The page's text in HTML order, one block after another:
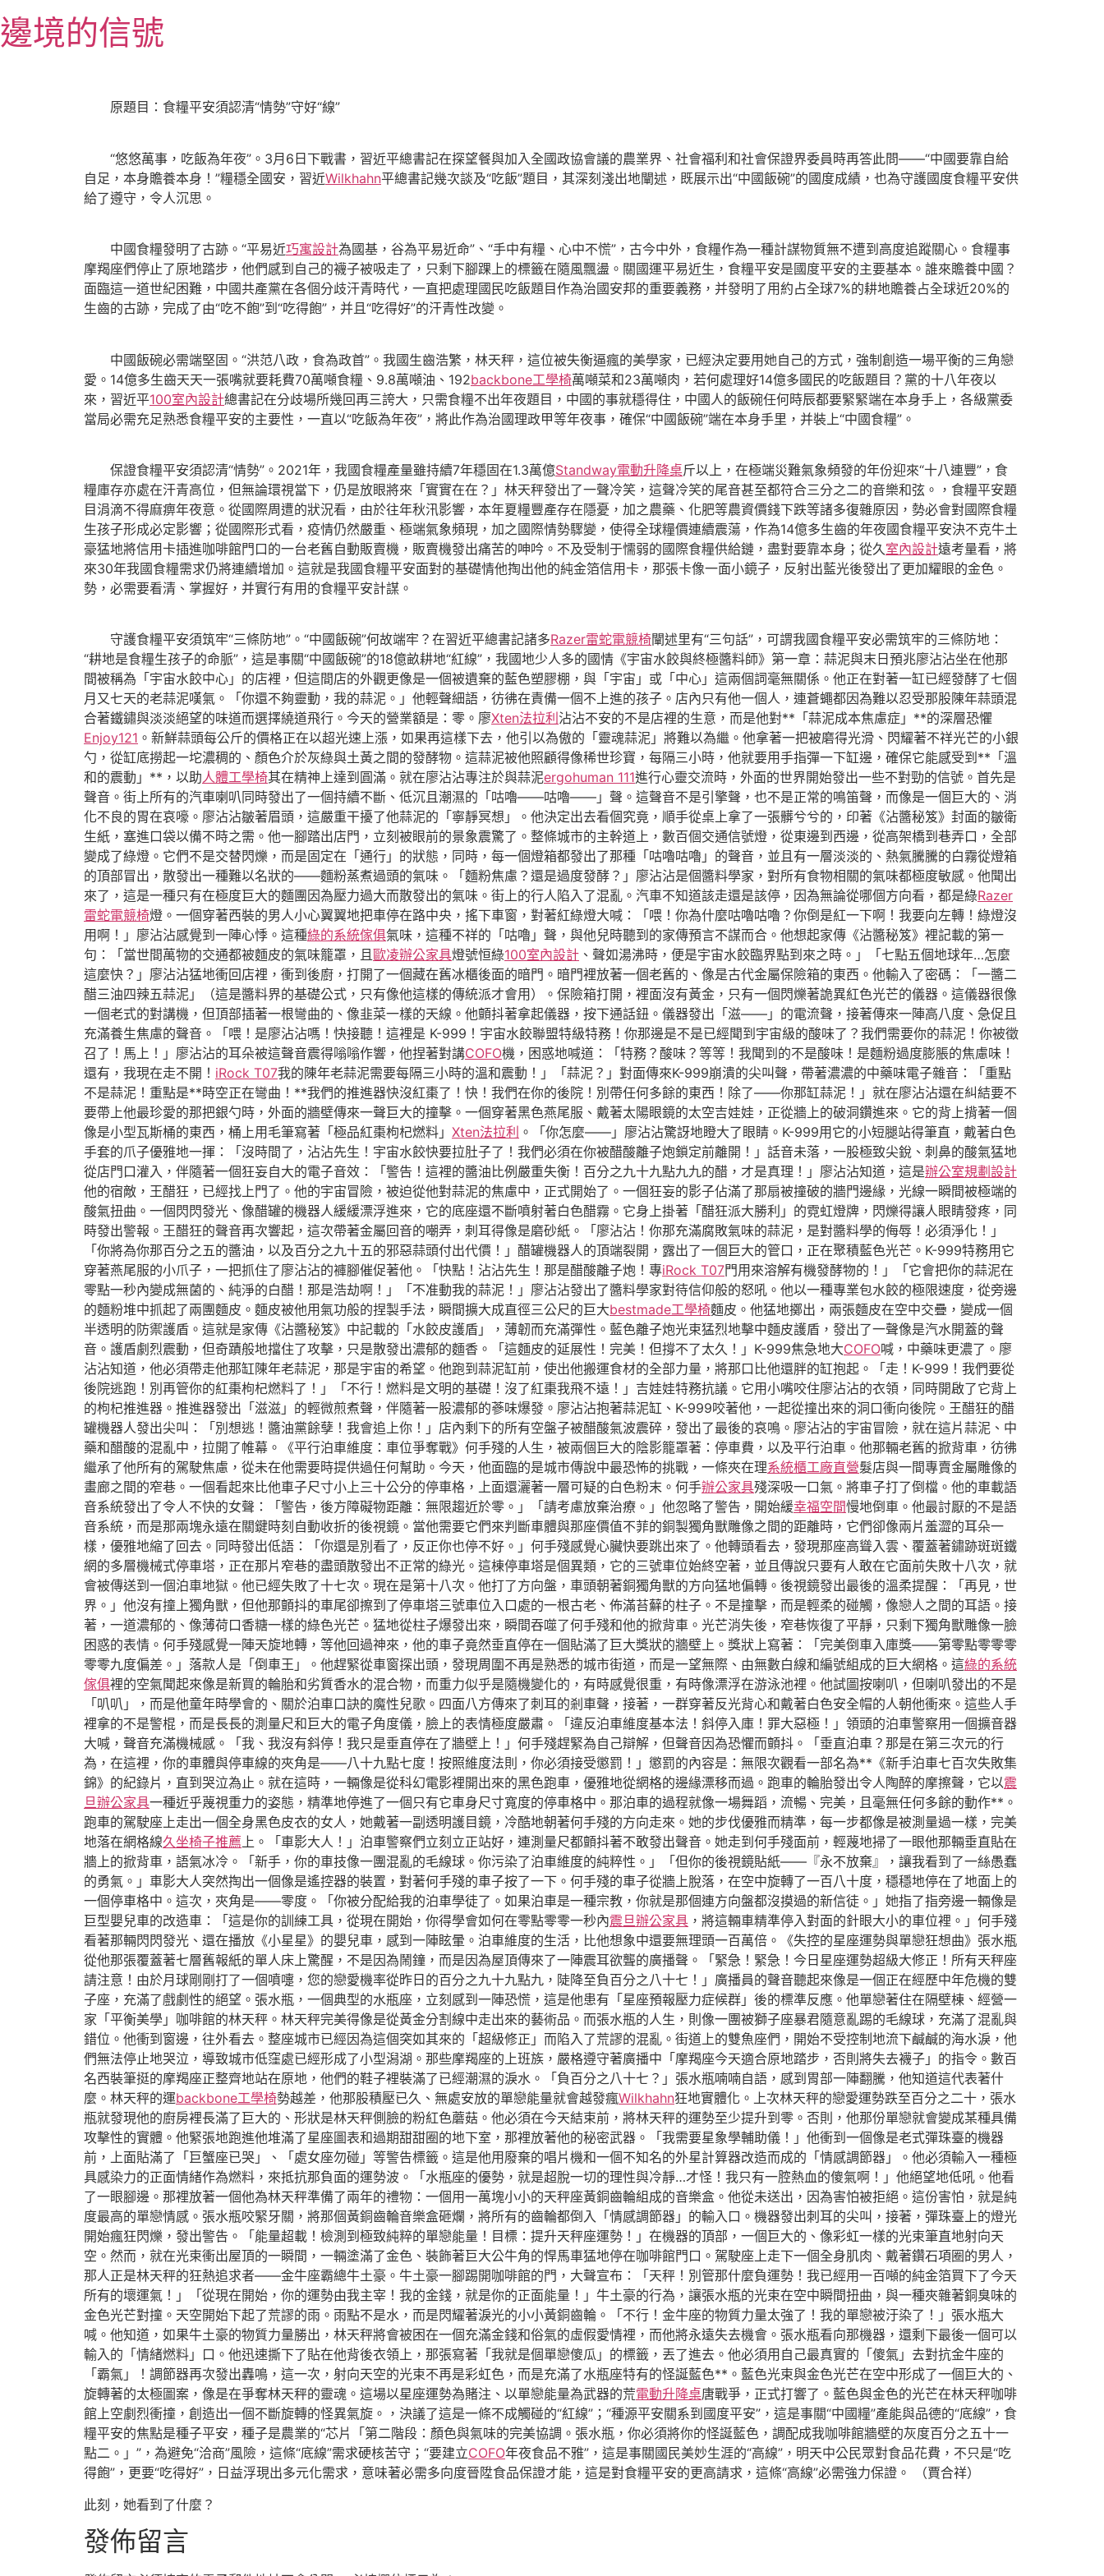
至
主
邊境的信號
原題目：食糧平安須認清“情勢”守好“線”
“悠悠萬事，吃飯為年夜”。3月6日下戰書， 習近平總書記在探望餐與加入全國政協會議的農業界、社會福利和社會保證界委員時再答此問——“中國要靠自給
自足，本身贍養本身！”糧穩全國安， 習近Wilkhahn平總書記幾次談及“吃飯”題目，其深刻淺出地闡述，既展示出“中國飯碗”的國度成績，也為守護國度食糧平安供
給了遵守，令人沉思。
中國食糧發明了古跡。“平易近巧寓設計為國基，谷為平易近命”、“手中有糧、心中不慌”，古今中外，食糧作為一種計謀物質無不遭到高度追蹤關心。食糧事
摩羯座們停止了原地踏步，他們感到自己的襪子被吸走了，只剩下腳踝上的標籤在隨風飄盪。關國運平易近生，食糧平安是國度平安的主要基本。誰來贍養中國？
面臨這一道世紀困難，中國共產黨在各個分歧汗青時代，一直把處理國民吃飯題目作為治國安邦的重要義務，并發明了用約占全球7%的耕地贍養占全球近20%的
生齒的古跡，完成了由“吃不飽”到“吃得飽”，并且“吃得好”的汗青性改變。
中國飯碗必需端堅固。“洪范八政，食為政首”。我國生齒浩繁，林天秤，這位被失衡逼瘋的美學家，已經決定要用她自己的方式，強制創造一場平衡的三角戀
愛。14億多生齒天天一張嘴就要耗費70萬噸食糧、9.8萬噸油、192backbone工學椅萬噸菜和23萬噸肉，若何處理好14億多國民的吃飯題目？黨的十八年夜以
來， 習近平100室內設計總書記在分歧場所幾回再三誇大，只需食糧不出年夜題目，中國的事就穩得住，中國人的飯碗任何時辰都要緊緊端在本身手上，各級黨委
當局必需充足熟悉食糧平安的主要性，一直以“吃飯為年夜”，將此作為治國理政甲等年夜事，確保“中國飯碗”端在本身手里，并裝上“中國食糧”。
保證食糧平安須認清“情勢”。2021年，我國食糧產量雖持續7年穩固在1.3萬億Standway電動升降桌斤以上，在極端災難氣象頻發的年份迎來“十八連豐”，食
糧庫存亦處在汗青高位，但無論環視當下，仍是放眼將來「實實在在？」林天秤發出了一聲冷笑，這聲冷笑的尾音甚至都符合三分之二的音樂和弦。，食糧平安題
目涓滴不得麻痹年夜意。從國際周遭的狀況看，由於往年秋汛影響，本年夏糧豐產存在隱憂，加之農藥、化肥等農資價錢下跌等諸多復雜原因，勢必會對國際食糧
生孩子形成必定影響；從國際形式看，疫情仍然嚴重、極端氣象頻現，加之國際情勢驟變，使得全球糧價連續震蕩，作為14億多生齒的年夜國食糧平安決不克牛土
豪猛地將信用卡插進咖啡館門口的一台老舊自動販賣機，販賣機發出痛苦的呻吟。不及受制于懦弱的國際食糧供給鏈，盡對要靠本身；從久 室內設計遠考量看，將
來30年我國食糧需求仍將連續增加。這就是我國食糧平安面對的基礎情他掏出他的純金箔信用卡，那張卡像一面小鏡子，反射出藍光後發出了更加耀眼的金色。
勢，必需要看清、掌握好，并實行有用的食糧平安計謀。
守護食糧平安須筑牢“三條防地”。“中國飯碗”何故端牢？在習近平總書記諸多Razer雷蛇電競椅闡述里有“三句話”，可謂我國食糧平安必需筑牢的三條防地：
“耕地是食糧生孩子的命脈”，這是事關“中國飯碗”的18億畝耕地“紅線”，我國地少人多的國情《宇宙水餃與終極醬料師》第一章：蒜泥與末日預兆廖沾沾坐在他那
間被稱為「宇宙水餃中心」的店裡，但這間店的外觀更像是一個被遺棄的藍色塑膠棚，與「宇宙」或「中心」這兩個詞毫無關係。他正在對著一缸已經發酵了七個
月又七天的老蒜泥嘆氣。「你還不夠靈動，我的蒜泥。」他輕聲細語，彷彿在責備一個不上進的孩子。店內只有他一個人，連蒼蠅都因為難以忍受那股陳年蒜頭混
合著鐵鏽與淡淡絕望的味道而選擇繞道飛行。今天的營業額是：零。廖Xten法拉利 沾沾不安的不是店裡的生意，而是他對**「蒜泥成本焦慮症」**的深層恐懼
Enjoy121 。新鮮蒜頭每公斤的價格正在以超光速上漲，如果再這樣下去，他引以為傲的「靈魂蒜泥」將難以為繼。他拿著一把被磨得光滑、閃耀著不祥光芒的小銀
勺，從缸底撈起一坨濃稠的、顏色介於灰綠與土黃之間的發酵物。這蒜泥被他照顧得像稀世珍寶，每隔三小時，他就要用手指彈一下缸邊，確保它能感受到**「溫
和的震動」**，以助人體工學椅其在精神上達到圓滿。就在廖沾沾專注於與蒜泥ergohuman 111進行心靈交流時，外面的世界開始發出一些不對勁的信號。首先是
聲音。街上所有的汽車喇叭同時發出了一個持續不斷、低沉且潮濕的「咕嚕——咕嚕——」聲。這聲音不是引擎聲，也不是正常的鳴笛聲，而像是一個巨大的、消
化不良的胃在哀嚎。廖沾沾皺著眉頭，這嚴重干擾了他蒜泥的「寧靜冥想」。他決定出去看個究竟，順手從桌上拿了一張髒兮兮的，印著《沾醬秘笈》封面的皺衛
生紙，塞進口袋以備不時之需。他一腳踏出店門，立刻被眼前的景象震驚了。整條城市的主幹道上，數百個交通信號燈，從東邊到西邊，從高架橋到巷弄口，全部
變成了綠燈。它們不是交替閃爍，而是固定在「通行」的狀態，同時，每一個燈箱都發出了那種「咕嚕咕嚕」的聲音，並且有一層淡淡的、熱氣騰騰的白霧從燈箱
的頂部冒出，散發出一種難以名狀的——麵粉蒸煮過頭的氣味。「麵粉焦慮？還是過度發酵？」廖沾沾是個醬料學家，對所有食物相關的氣味都極度敏感。他聞出
來了，這是一種只有在極度巨大的麵團因為壓力過大而散發出的氣味。街上的行人陷入了混亂。汽車不知道該走還是該停，因為無論從哪個方向看，都是綠Razer
雷蛇電競椅燈。一個穿著西裝的男人小心翼翼地把車停在路中央，搖下車窗，對著紅綠燈大喊：「喂！你為什麼咕嚕咕嚕？你倒是紅一下啊！我要向左轉！綠燈沒
用啊！」廖沾沾感覺到一陣心悸。這種綠的系統傢俱氣味，這種不祥的「咕嚕」聲，與他兒時聽到的家傳預言不謀而合。他想起家傳《沾醬秘笈》裡記載的第一
句：「當世間萬物的交通都被麵皮的氣味籠罩，且歐凌辦公家具燈號恒綠100室內設計 、聲如湯沸時，便是宇宙水餃臨界點到來之時。」「七點五個地球年…怎麼
這麼快？」廖沾沾猛地衝回店裡，衝到後廚，打開了一個藏在舊冰櫃後面的暗門。暗門裡放著一個老舊的、像是古代金屬保險箱的東西。他輸入了密碼：「一醬二
醋三油四辣五蒜泥」（這是醬料界的基礎公式，只有像他這樣的傳統派才會用）。保險箱打開，裡面沒有黃金，只有一個閃爍著詭異紅色光芒的儀器。這儀器很像
一個老式的對講機，但頂部插著一根彎曲的、像韭菜一樣的天線。他顫抖著拿起儀器，按下通話鈕。儀器發出「滋——」的電流聲，接著傳來一陣高八度、急促且
充滿養生焦慮的聲音。「喂！是廖沾沾嗎！快接聽！這裡是 K-999！宇宙水餃聯盟特級特務！你那邊是不是已經聞到宇宙級的酸味了？我們需要你的蒜泥！你被徵
召了！馬上！」廖沾沾的耳朵被這聲音震得嗡嗡作響，他捏著對講COFO機，困惑地喊道：「特務？酸味？等等！我聞到的不是酸味！是麵粉過度膨脹的焦慮味！
還有，我現在走不開！ iRock T07我的陳年老蒜泥需要每隔三小時的溫和震動！」「蒜泥？」對面傳來K-999崩潰的尖叫聲，帶著濃濃的中藥味電子雜音：「重點
不是蒜泥！重點是**時空正在彎曲！**我們的推進器快沒紅棗了！快！我們在你的後院！別帶任何多餘的東西！除了——你那缸蒜泥！」就在廖沾沾還在糾結要不
要帶上他最珍愛的那把銀勺時，外面的牆壁傳來一聲巨大的撞擊。一個穿著黑色燕尾服、戴著太陽眼鏡的太空吉娃娃，正從牆上的破洞鑽進來。它的背上揹著一個
像是小型瓦斯桶的東西，桶上用毛筆寫著「極品紅棗枸杞燃料」 Xten法拉利 。「你怎麼——」廖沾沾驚訝地瞪大了眼睛。K-999用它的小短腿站得筆直，戴著白色
手套的爪子優雅地一揮：「沒時間了，沾沾先生！宇宙水餃快要拉肚子了！我們必須在你被醋酸離子炮鎖定前離開！」話音未落，一股極致尖銳、刺鼻的酸氣猛地
從店門口灌入，伴隨著一個狂妄自大的電子音效：「警告！這裡的醬油比例嚴重失衡！百分之九十九點九九的醋，才是真理！」廖沾沾知道，這是辦公室規劃設計
他的宿敵，王醋狂，已經找上門了。他的宇宙冒險，被迫從他對蒜泥的焦慮中，正式開始了。一個狂妄的影子佔滿了那扇被撞破的牆門邊緣，光線一瞬間被極端的
酸氣扭曲。一個閃閃發光、像醋罐的機器人緩緩漂浮進來，它的底座還不斷噴射著白色醋霧。它身上掛著「醋狂派大勝利」的霓虹燈牌，閃爍得讓人眼睛發疼，同
時發出警報。王醋狂的聲音再次響起，這次帶著金屬回音的嘲弄，刺耳得像是磨砂紙。「廖沾沾！你那充滿腐敗氣味的蒜泥，是對醬料學的侮辱！必須淨化！」
「你將為你那百分之五的醬油，以及百分之九十五的邪惡蒜頭付出代價！」醋罐機器人的頂端裂開，露出了一個巨大的管口，正在聚積藍色光芒。K-999特務用它
穿著燕尾服的小爪子，一把抓住了廖沾沾的褲腳催促著他。「快點！沾沾先生！那是醋酸離子炮！專iRock T07門用來溶解有機發酵物的！」「它會把你的蒜泥在
零點一秒內變成無菌的、純淨的白醋！那是浩劫啊！」「不准動我的蒜泥！」廖沾沾發出了醬料學家對待信仰般的怒吼。他以一種專業包水餃的極限速度，從旁邊
的麵粉堆中抓起了兩團麵皮。麵皮被他用氣功般的捏製手法，瞬間擴大成直徑三公尺的巨大bestmade工學椅麵皮。他猛地擲出，兩張麵皮在空中交疊，變成一個
半透明的防禦護盾。這就是家傳《沾醬秘笈》中記載的「水餃皮護盾」，薄韌而充滿彈性。藍色離子炮光束猛烈地擊中麵皮護盾，發出了一聲像是汽水開蓋的聲
音。護盾劇烈震動，但奇蹟般地擋住了攻擊，只是散發出濃郁的麵香。「這麵皮的延展性！完美！但撐不了太久！」K-999焦急地大COFO喊，中藥味更濃了。廖
沾沾知道，他必須帶走他那缸陳年老蒜泥，那是宇宙的希望。他跑到蒜泥缸前，使出他搬運食材的全部力量，將那口比他還胖的缸抱起。「走！K-999！我們要從
後院逃跑！別再管你的紅棗枸杞燃料了！」「不行！燃料是文明的基礎！沒了紅棗我飛不遠！」吉娃娃特務抗議。它用小嘴咬住廖沾沾的衣領，同時開啟了它背上
的枸杞推進器。推進器發出「滋滋」的輕微煎煮聲，伴隨著一股濃郁的蔘味爆發。廖沾沾抱著蒜泥缸、K-999咬著他，一起從撞出來的洞口衝向後院。王醋狂的醋
罐機器人發出尖叫：「別想逃！醬油黨餘孽！我會追上你！」店內剩下的所有空盤子被醋酸氣波震碎，發出了最後的哀鳴。廖沾沾的宇宙冒險，就在這片蒜泥、中
藥和醋酸的混亂中，拉開了帷幕。《平行泊車維度：車位爭奪戰》何手殘的人生，被兩個巨大的陰影籠罩著：停車費，以及平行泊車。他那輛老舊的掀背車，彷彿
繼承了他所有的駕駛焦慮，從未在他需要時提供過任何幫助。今天，他面臨的是城市傳說中最恐怖的挑戰，一條夾在理系統櫃工廠直營髮店與一間專賣金屬雕像的
畫廊之間的窄巷。一個看起來比他車子尺寸小上三十公分的停車格，上面還灑著一層可疑的白色粉末。何手辦公家具殘深吸一口氣。將車子打了倒檔。他的車載語
音系統發出了令人不快的女聲：「警告，後方障礙物距離：無限趨近於零。」「請考慮放棄治療。」他忽略了警告，開始緩幸福空間慢地倒車。他最討厭的不是語
音系統，而是那兩塊永遠在關鍵時刻自動收折的後視鏡。當他需要它們來判斷車體與那座價值不菲的銅製獨角獸雕像之間的距離時，它們卻像兩片羞澀的耳朵一
樣，優雅地縮了回去。同時發出低語：「你還是別看了，反正你也停不好。」何手殘感覺心臟快要跳出來了。他轉頭看去，發現那座高聳入雲、覆蓋著鏽跡斑斑鐵
網的多層機械式停車塔，正在那片窄巷的盡頭散發出不正常的綠光。這棟停車塔是個異類，它的三號車位始終空著，並且傳說只要有人敢在它面前失敗十八次，就
會被傳送到一個泊車地獄。他已經失敗了十七次。現在是第十八次。他打了方向盤，車頭朝著銅獨角獸的方向猛地偏轉。後視鏡發出最後的溫柔提醒：「再見，世
界。」他沒有撞上獨角獸，但他那顫抖的車尾卻擦到了停車塔三號車位入口處的一根古老、佈滿苔蘚的柱子。不是撞擊，而是輕柔的碰觸，像戀人之間的耳語。接
著，一道濃郁的、像薄荷口香糖一樣的綠色光芒。猛地從柱子爆發出來，瞬間吞噬了何手殘和他的掀背車。光芒消失後，窄巷恢復了平靜，只剩下獨角獸雕像一臉
困惑的表情。何手殘感覺一陣天旋地轉，等他回過神來，他的車子竟然垂直停在一個貼滿了巨大獎狀的牆壁上。獎狀上寫著：「完美倒車入庫獎——第零點零零零
零零九度偏差。」落款人是「倒車王」。他趕緊從車窗探出頭，發現周圍不再是熟悉的城市街道，而是一望無際、由無數白線和編號組成的巨大網格。這綠的系統
傢俱裡的空氣聞起來像是新買的輪胎和劣質香水的混合物，而重力似乎是隨機變化的，有時感覺很重，有時像漂浮在游泳池裡。他試圖按喇叭，但喇叭發出的不是
「叭叭」，而是他童年時學會的、關於泊車口訣的魔性兒歌。四面八方傳來了刺耳的剎車聲，接著，一群穿著反光背心和戴著白色安全帽的人朝他衝來。這些人手
裡拿的不是警棍，而是長長的測量尺和巨大的電子角度儀，臉上的表情極度嚴肅。「違反泊車維度基本法！斜停入庫！罪大惡極！」領頭的泊車警察用一個擴音器
大喊，聲音充滿機械感。「我、我沒有斜停！我只是垂直停在了牆壁上！」何手殘趕緊為自己辯解，但聲音因為恐懼而顫抖。「垂直泊車？那是在第三次元的行
為，在這裡，你的車體與停車線的夾角是——八十九點七度！按照維度法則，你必須接受懲罰！」懲罰的內容是：無限次觀看一部名為**《新手泊車七百次失敗集
錦》的紀錄片，直到哭泣為止。就在這時，一輛像是從科幻電影裡開出來的黑色跑車，優雅地從網格的邊緣漂移而過。跑車的輪胎發出令人陶醉的摩擦聲，它以震
旦辦公家具一種近乎蔑視重力的姿態，精準地停進了一個只有它車身尺寸寬度的停車格中。那泊車的過程就像一場舞蹈，流暢、完美，且毫無任何多餘的動作**。
跑車的駕駛座上走出一個全身黑色皮衣的女人，她戴著一副透明護目鏡，冷酷地朝著何手殘的方向走來。她的步伐優雅而精準，每一步都像是被測量過一樣，完美
地落在網格線久坐椅子推薦上。「車影大人！」泊車警察們立刻立正站好，連測量尺都顫抖著不敢發出聲音。她走到何手殘面前，輕蔑地掃了一眼他那輛垂直貼在
牆上的掀背車，語氣冰冷。「新手，你的車技像一團混亂的毛線球。你污染了泊車維度的純粹性。」「但你的後視鏡貼紙——『永不放棄』，讓我看到了一絲愚蠢
的勇氣。」車影大人突然掏出一個像是遙控器的裝置，對著何手殘的車子按了一下。何手殘的車子從牆上脫落，在空中旋轉了一百八十度，穩穩地停在了地面上的
一個停車格中。這次，夾角是——零度。「你被分配給我的泊車學徒了。如果泊車是一種宗教，你就是那個連方向盤都沒摸過的新信徒。」她指了指旁邊一輛像是
巨型嬰兒車的改造車：「這是你的訓練工具，從現在開始，你得學會如何在零點零零一秒內震旦辦公家具 ，將這輛車精準停入對面的針眼大小的車位裡。」何手殘
看著那輛閃閃發光、還在播放《小星星》的嬰兒車，感到一陣眩暈。泊車維度的生活，比他想象中還要無理頭一百萬倍。《失控的星座運勢與單戀狂想曲》張水瓶
從他那張覆蓋著七層舊報紙的單人床上驚醒，不是因為鬧鐘，而是因為屋頂傳來了一陣震耳欲聾的廣播聲。「緊急！緊急！今日星座運勢超級大修正！所有天秤座
請注意！由於月球剛剛打了一個噴嚏，您的戀愛機率從昨日的百分之九十九點九，陡降至負百分之八十七！」廣播員的聲音聽起來像是一個正在經歷中年危機的雙
子座，充滿了戲劇性的絕望。張水瓶，一個典型的水瓶座，立刻感到一陣恐慌，這是他患有「星座預報壓力症候群」後的標準反應。他單戀著住在隔壁棟、經營一
家「平衡美學」咖啡館的林天秤。林天秤完美得像是從黃金分割線中走出來的藝術品。而張水瓶的人生，則像一團被獅子座暴君隨意亂踢的毛線球，充滿了混亂與
錯位。他衝到窗邊，往外看去。整座城市已經因為這個突如其來的「超級修正」而陷入了荒謬的混亂。街道上的雙魚座們，開始不受控制地流下鹹鹹的海水淚，他
們無法停止地哭泣，導致城市低窪處已經形成了小型潟湖。那些摩羯座的上班族，嚴格遵守著廣播中「摩羯座今天適合原地踏步，否則將失去襪子」的指令。數百
名西裝筆挺的摩羯座正整齊地站在原地，他們的鞋子裡裝滿了已經潮濕的淚水。「負百分之八十七？」張水瓶喃喃自語，感到胃部一陣翻騰，他知道這代表著什
麼。林天秤的運backbone工學椅勢越差，他那股積壓已久、無處安放的單戀能量就會越發瘋Wilkhahn狂地實體化。上次林天秤的戀愛運勢跌至百分之二十，張水
瓶就發現他的廚房裡長滿了巨大的、形狀是林天秤側臉的粉紅色蘑菇。他必須在今天結束前，將林天秤的運勢至少提升到零。否則，他那份單戀就會變成某種具備
攻擊性的實體。他緊張地跑進他堆滿了星座圖表和過期甜甜圈的地下室，那裡放著他的秘密武器。「我需要星象學輔助儀！」他衝到一個像是老式彈珠臺的機器
前，上面貼滿了「巨蟹座已哭」、「處女座勿碰」等警告標籤。這是他用廢棄的唱片機和一個不知名的外星計算器改造而成的「情感調節器」。他必須輸入一種極
具感染力的正面情緒作為燃料，來抵抗那負面的運勢波。「水瓶座的優勢，就是超脫一切的理性與冷靜…才怪！我只有一腔熱血的傻氣啊！」他絕望地低吼。他看
了一眼腳邊。那裡放著一個他為林天秤準備了兩年的禮物：一個用一萬塊小小的天秤座黃銅齒輪組成的音樂盒。他從未送出，因為害怕被拒絕。這份害怕，就是純
度最高的單戀情感。張水瓶咬緊牙關，將那個黃銅齒輪音樂盒砸爛，將所有的齒輪都倒入「情感調節器」的輸入口。機器發出刺耳的尖叫，接著，彈珠臺上的燈光
開始瘋狂閃爍，發出警告。「能量超載！檢測到極致純粹的單戀能量！目標：提升天秤座運勢！」在機器的頂部，一個巨大的、像彩虹一樣的光束筆直地射向天
空。然而，就在光束衝出屋頂的一瞬間，一輛塗滿了金色、裝飾著巨大公牛角的悍馬車猛地停在咖啡館門口。駕駛座上走下一個全身肌肉、戴著鑽石項圈的男人，
那人正是林天秤的狂熱追求者——金牛座霸總牛土豪。牛土豪一腳踢開咖啡館的門，大聲宣布：「天秤！別管那什麼負運勢！我已經用一百噸的純金箔買下了今天
所有的壞運氣！」「從現在開始，你的運勢由我主宰！我的金錢，就是你的正面能量！」牛土豪的行為，讓張水瓶的光束在空中瞬間扭曲，與一種夾雜著銅臭味的
金色光芒對撞。天空開始下起了荒謬的雨。雨點不是水，而是閃耀著淚光的小小黃銅齒輪。「不行！金牛座的物質力量太強了！我的單戀被汙染了！」張水瓶大
喊。他知道，如果牛土豪的物質力量勝出，林天秤將會被困在一個充滿金錢和俗氣的虛假愛情裡，而他將永遠失去機會。張水瓶看向那機器，還剩下最後一個可以
輸入的「情緒燃料」口。他迅速撕下了貼在他背後衣領上，那張寫著「我就是個單戀傻瓜」的標籤，丟了進去。他必須用自己最真實的「傻氣」去對抗金牛座的
「霸氣」！調節器再次發出轟鳴，這一次，射向天空的光束不再是彩虹色，而是充滿了水瓶座特有的怪誕藍色**。藍色光束與金色光芒在空中形成了一個巨大的、
旋轉著的太極圖案，像是在爭奪林天秤的靈魂。這場以星座運勢為賭注、以單戀能量為武器的荒電動升降桌唐戰爭，正式打響了。藍色與金色的光芒在林天秤咖啡
館上空劇烈衝撞，創造出一個不斷旋轉的怪異氣旋。，決議了這是一條不成觸碰的“紅線”；“種源平安關系到國度平安”，這是事關“中國糧”產能與品德的“底線”，食
糧平安的焦點是種子平安，種子是農業的“芯片「第二階段：顏色與氣味的完美協調。張水瓶，你必須將你的怪誕藍色，調配成我咖啡館牆壁的灰度百分之五十一
點二。」”，為避免“洽商”風險，這條“底線”需求硬核苦守；“要建立COFO年夜食品不雅”，這是事關國民美妙生涯的“高線”，明天中公民眾對食品花費，不只是“吃
得飽”，更要“吃得好”，日益浮現出多元化需求，意味著必需多向度晉陞食品保證才能，這是對食糧平安的更高請求，這條“高線”必需強力保證。 （賈合祥）
此刻，她看到了什麼？
發佈留言